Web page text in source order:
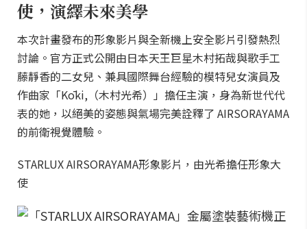
使，演繹未來美學
本次計畫發布的形象影片與全新機上安全影片引發熱烈
討論。官方正式公開由日本天王巨星木村拓哉與歌手工
藤靜香的二女兒、兼具國際舞台經驗的模特兒女演員及
作曲家「Kōki,（木村光希）」擔任主演，身為新世代代
表的她，以絕美的姿態與氣場完美詮釋了 AIRSORAYAMA
的前衛視覺體驗。
STARLUX AIRSORAYAMA形象影片，由光希擔任形象大
使